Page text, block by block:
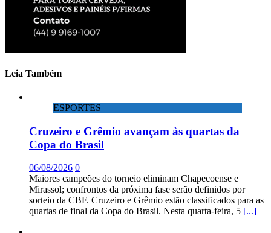
Leia Também
ESPORTES
Cruzeiro e Grêmio avançam às quartas da
Copa do Brasil
06/08/2026 0
Maiores campeões do torneio eliminam Chapecoense e
Mirassol; confrontos da próxima fase serão definidos por
sorteio da CBF. Cruzeiro e Grêmio estão classificados para as
quartas de final da Copa do Brasil. Nesta quarta-feira, 5 [...]